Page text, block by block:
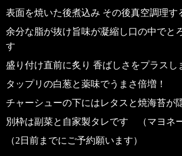
表面を焼いた後煮込み その後真空調理す
余分な脂が抜け旨味が凝縮し口の中でと
す
盛り付け直前に炙り 香ばしさをプラスし
タップリの白葱と薬味でうまさ倍増！
チャーシューの下にはレタスと焼海苔が
別枠は副菜と自家製タレです （マヨネ
（2日前までにご予約願います）